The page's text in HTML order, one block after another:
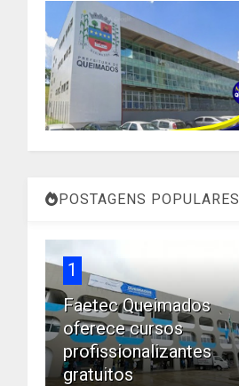
POSTAGENS POPULARES
1
Faetec Queimados
oferece cursos
profissionalizantes
gratuitos